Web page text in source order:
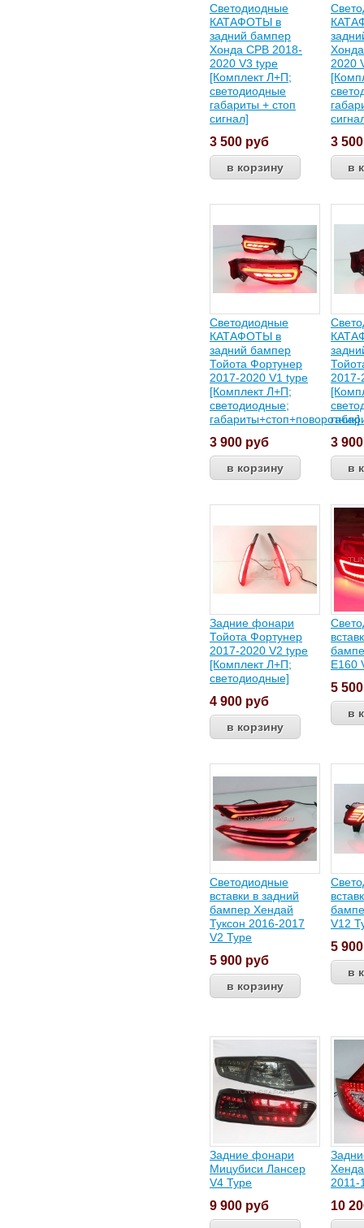
Светодиодные
КАТАФОТЫ в
задний бампер
Хонда СРВ 2018-
2020 V3 type
[Комплект Л+П;
светодиодные
габариты + стоп
сигнал]
3 500 руб
2020
3
Светодиодные
КАТАФОТЫ в
задний бампер
Тойота Фортунер
2017-2020 V1 type
[Комплект Л+П;
светодиодные;
габариты+стоп+поворотник]
3 900 руб
2017-
3
Задние фонари
Тойота Фортунер
2017-2020 V2 type
[Комплект Л+П;
светодиодные]
4 900 руб
Е160
5
Светодиодные
вставки в задний
бампер Хендай
Туксон 2016-2017
V2 Type
5 900 руб
V12
5
Задние фонари
Мицубиси Лансер
V4 Type
9 900 руб
2011-
10